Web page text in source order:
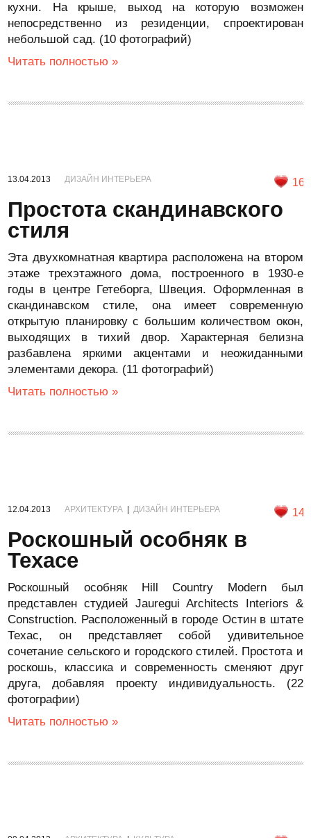
кухни. На крыше, выход на которую возможен
непосредственно из резиденции, спроектирован
небольшой сад. (10 фотографий)
Читать полностью »
13.04.2013 ДИЗАЙН ИНТЕРЬЕРА 16
Простота скандинавского
стиля
Эта двухкомнатная квартира расположена на втором
этаже трехэтажного дома, построенного в 1930-е
годы в центре Гетеборга, Швеция. Оформленная в
скандинавском стиле, она имеет современную
открытую планировку с большим количеством окон,
выходящих в тихий двор. Характерная белизна
разбавлена яркими акцентами и неожиданными
элементами декора. (11 фотографий)
Читать полностью »
12.04.2013 АРХИТЕКТУРА |ДИЗАЙН ИНТЕРЬЕРА 14
Роскошный особняк в
Техасе
Роскошный особняк Hill Country Modern был
представлен студией Jauregui Architects Interiors &
Construction. Расположенный в городе Остин в штате
Техас, он представляет собой удивительное
сочетание сельского и городского стилей. Простота и
роскошь, классика и современность сменяют друг
друга, добавляя проекту индивидуальность. (22
фотографии)
Читать полностью »